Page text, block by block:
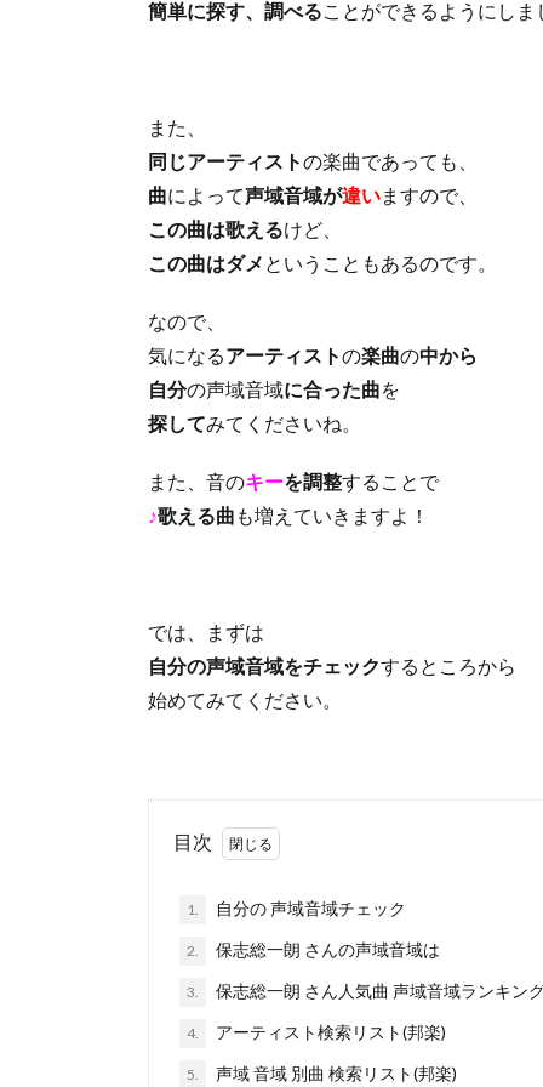
簡単に探す、調べることができるようにしま
また、
同じアーティストの楽曲であっても、
曲によって声域音域が違いますので、
この曲は歌えるけど、
この曲はダメ ということもあるのです。
なので、
気になるアーティストの楽曲の中から
自分の声域音域に合った曲を
探してみてくださいね。
また、音のキーを調整することで
♪歌える曲 も増えていきますよ！
では、まずは
自分の声域音域をチェックするところから
始めてみてください。
目次
1. 自分の 声域音域チェック
2. 保志総一朗 さんの声域音域は
3. 保志総一朗 さん人気曲 声域音域ランキン
4. アーティスト検索リスト(邦楽)
5. 声域 音域 別曲 検索リスト(邦楽)